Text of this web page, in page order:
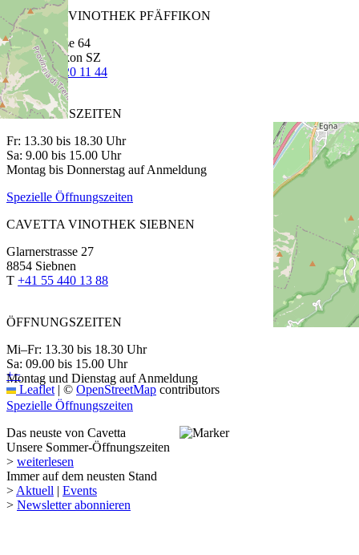
+−
Leaflet | © OpenStreetMap contributors
CAVETTA VINOTHEK PFÄFFIKON
Churerstrasse 64
8808 Pfäffikon SZ
T+41 55 420 11 44
ÖFFNUNGSZEITEN
Fr: 13.30 bis 18.30 Uhr
Sa: 9.00 bis 15.00 Uhr
Montag bis Donnerstag auf Anmeldung
Spezielle Öffnungszeiten
CAVETTA VINOTHEK SIEBNEN
Glarnerstrasse 27
8854 Siebnen
T +41 55 440 13 88
ÖFFNUNGSZEITEN
Mi–Fr: 13.30 bis 18.30 Uhr
Sa: 09.00 bis 15.00 Uhr
Montag und Dienstag auf Anmeldung
Spezielle Öffnungszeiten
Das neuste von Cavetta
Unsere Sommer-Öffnungszeiten
> weiterlesen
Immer auf dem neusten Stand
> Aktuell | Events
> Newsletter abonnieren